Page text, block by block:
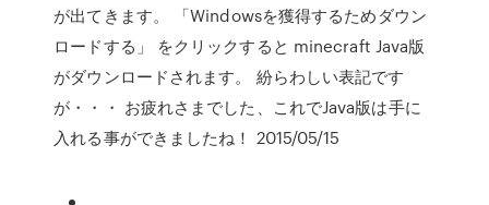
が出てきます。 「Windowsを獲得するためダウン
ロードする」 をクリックすると minecraft Java版
がダウンロードされます。 紛らわしい表記です
が・・・ お疲れさまでした、これでJava版は手に
入れる事ができましたね！ 2015/05/15